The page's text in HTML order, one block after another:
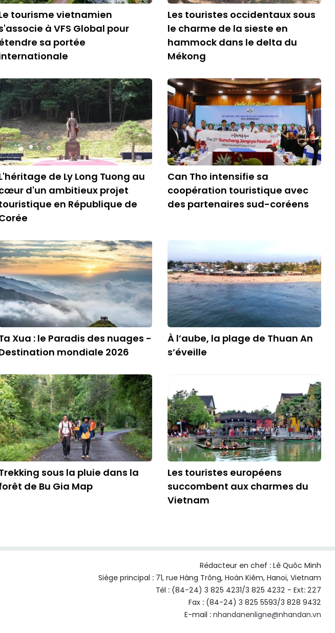
tourisme vietnamien
à VFS Global pour
sa portée
Les touristes occidentaux sous
le charme de la sieste en
hammock dans le delta du
Mékong
de Ly Long Tuong au
d'un ambitieux projet
en République de
Can Tho intensifie sa
coopération touristique avec
des partenaires sud-coréens
Xua : le Paradis des nuages -
mondiale 2026
À l’aube, la plage de Thuan An
s’éveille
sous la pluie dans la
de Bu Gia Map
Les touristes européens
succombent aux charmes du
Vietnam
Rédacteur en chef : Lê Quôc Minh
Siège principal : 71, rue Hàng Trông, Hoàn Kiêm, Hanoï, Vietnam
Tél : (84-24) 3 825 4231/3 825 4232 - Ext: 227
Fax : (84-24) 3 825 5593/3 828 9432
E-mail : nhandanenligne@nhandan.vn